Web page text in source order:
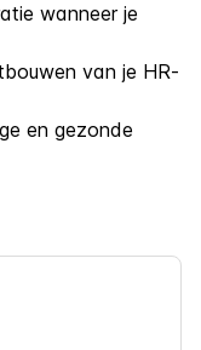
wanneer je
van je HR-
en gezonde